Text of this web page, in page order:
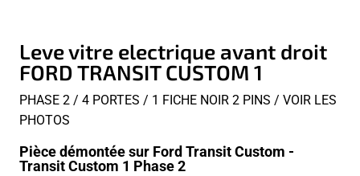
Leve vitre electrique avant droit
FORD TRANSIT CUSTOM 1
PHASE 2 / 4 PORTES / 1 FICHE NOIR 2 PINS / VOIR LES
PHOTOS
Pièce démontée sur Ford Transit Custom -
Transit Custom 1 Phase 2